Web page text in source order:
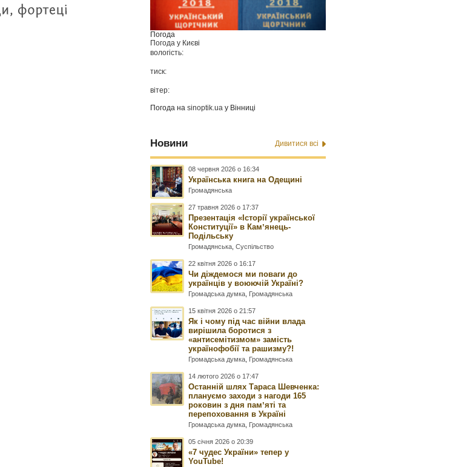
Погода
Погода у Києві
вологість:
тиск:
вітер:
Погода наsinoptik.ua у Вінниці
Новини Дивитися всі
08 червня 2026 о 16:34
Українська книга на Одещині
Громадянська
27 травня 2026 о 17:37
Презентація «Історії української
Конституції» в Камʼянець-
Подільську
Громадянська ,Суспільство
22 квітня 2026 о 16:17
Чи діждемося ми поваги до
українців у воюючій Україні?
Громадська думка Громадянська
15 квітня 2026 о 21:57
Як і чому під час війни влада
вирішила боротися з
«антисемітизмом» замість
українофобії та рашизму?!
Громадська думка Громадянська
14 лютого 2026 о 17:47
Останній шлях Тараса Шевченка:
плануємо заходи з нагоди 165
роковин з дня памʼяті та
перепоховання в Україні
Громадська думка Громадянська
05 січня 2026 о 20:39
«7 чудес України» тепер у
YouTube!